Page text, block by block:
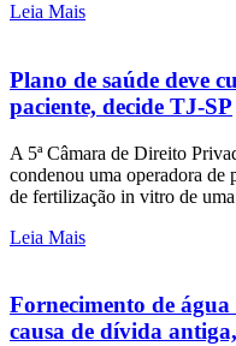
Leia Mais
Plano de saúde deve
paciente, decide TJ-SP
A 5ª Câmara de Direito
condenou uma operadora de
de fertilização in vitro de uma
Leia Mais
Fornecimento de
causa de dívida